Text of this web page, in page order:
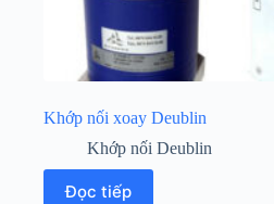
Khớp nối xoay Deublin
Khớp nối Deublin
Đọc tiếp